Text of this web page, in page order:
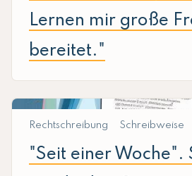
Lernen mir große
bereitet."
Rechtschreibung Schreibweise
"Seit einer Woche".